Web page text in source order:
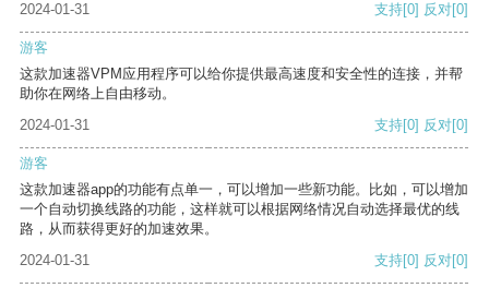
2024-01-31
支持[0] 反对[0]
游客
这款加速器VPM应用程序可以给你提供最高速度和安全性的连接，并帮
助你在网络上自由移动。
2024-01-31
支持[0] 反对[0]
游客
这款加速器app的功能有点单一，可以增加一些新功能。比如，可以增加
一个自动切换线路的功能，这样就可以根据网络情况自动选择最优的线
路，从而获得更好的加速效果。
2024-01-31
支持[0] 反对[0]